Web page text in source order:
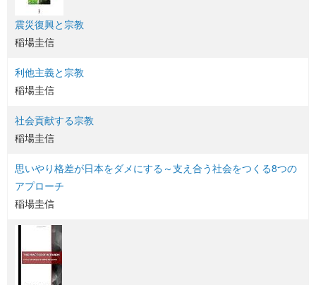
震災復興と宗教
稲場圭信
利他主義と宗教
稲場圭信
社会貢献する宗教
稲場圭信
思いやり格差が日本をダメにする～支え合う社会をつくる8つの
アプローチ
稲場圭信